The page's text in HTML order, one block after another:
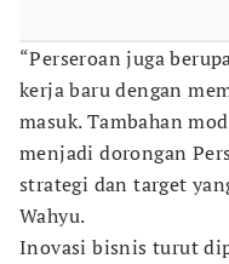
“Perseroan juga
kerja baru dengan
masuk. Tambahan
menjadi dorongan
strategi dan target
Wahyu.
Inovasi bisnis turut